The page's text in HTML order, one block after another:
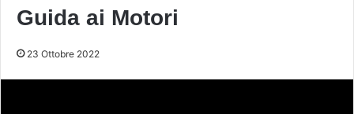
Guida ai Motori
23 Ottobre 2022